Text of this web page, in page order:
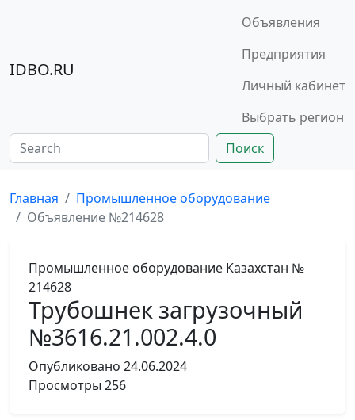
IDBO.RU
Объявления
Предприятия
Личный кабинет
Выбрать регион
Поиск
Главная
Промышленное оборудование
Объявление №214628
Промышленное оборудование Казахстан №
214628
Трубошнек загрузочный
№3616.21.002.4.0
Опубликовано 24.06.2024
Просмотры 256